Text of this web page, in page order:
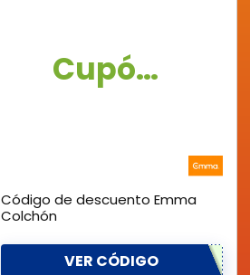
Cupón 5%
Código de descuento Emma
Colchón
VER CÓDIGO